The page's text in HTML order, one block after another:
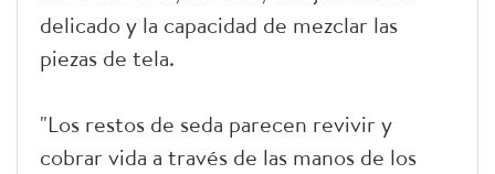
delicado y la capacidad de mezclar las
piezas de tela.
"Los restos de seda parecen revivir y
cobrar vida a través de las manos de los